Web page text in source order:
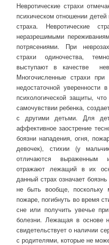
Невротические страхи
психическом отношении
страха. Невротические
неразрешимыми
потрясениями. При
страхи одиночества,
выступают в качестве
Многочисленные страхи
недостаточной уверенности
психологической защиты,
самочувствии ребенка,
с другими детьми. Для
аффективное заострение
боязни нападения, огня,
девочек), стихии (у
отличаются выраженным
отражают лежащий в их
данный страх означает
не быть вообще, поскольку
пожаре, погибнуть во время
сне или получить увечье
болезни. Лежащая в основе
свидетельствует о наличии
с родителями, которые не